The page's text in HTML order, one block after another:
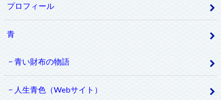
プロフィール
青
青い財布の物語
人生青色（Webサイト）